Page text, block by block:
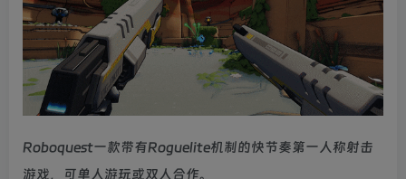
Roboquest一款带有Roguelite机制的快节奏第一人称射击
游戏，可单人游玩或双人合作。